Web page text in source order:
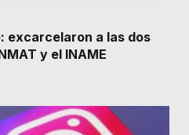
excarcelaron a las dos
y el INAME